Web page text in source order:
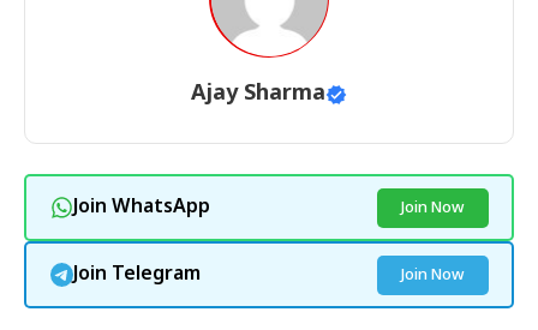
Ajay Sharma
Join WhatsApp Join Now
Join Telegram Join Now